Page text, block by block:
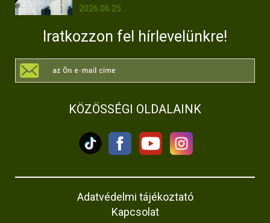
2026.06.25.
Iratkozzon fel hírlevelünkre!
KÖZÖSSÉGI OLDALAINK
Adatvédelmi tájékoztató
Kapcsolat